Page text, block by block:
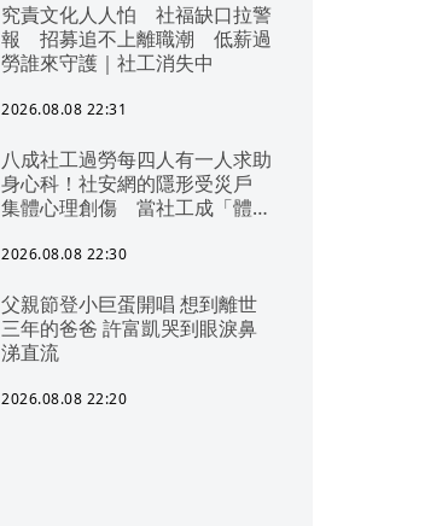
究責文化人人怕 社福缺口拉警
報 招募追不上離職潮 低薪過
勞誰來守護｜社工消失中
2026.08.08 22:31
八成社工過勞每四人有一人求助
身心科！社安網的隱形受災戶
集體心理創傷 當社工成「體制
無奈趨勢？耗竭殆盡下的社安網
2026.08.08 22:30
父親節登小巨蛋開唱 想到離世
三年的爸爸 許富凱哭到眼淚鼻
涕直流
2026.08.08 22:20